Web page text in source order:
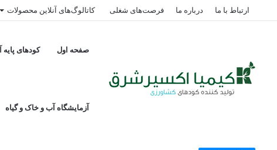
ارتباط با ما درباره ما فرصت‌های شغلی کاتالوگ‌های آنلاین محصولات
صفحه اول کودهای پایه
آزمایشگاه آب و خاک و گیاه